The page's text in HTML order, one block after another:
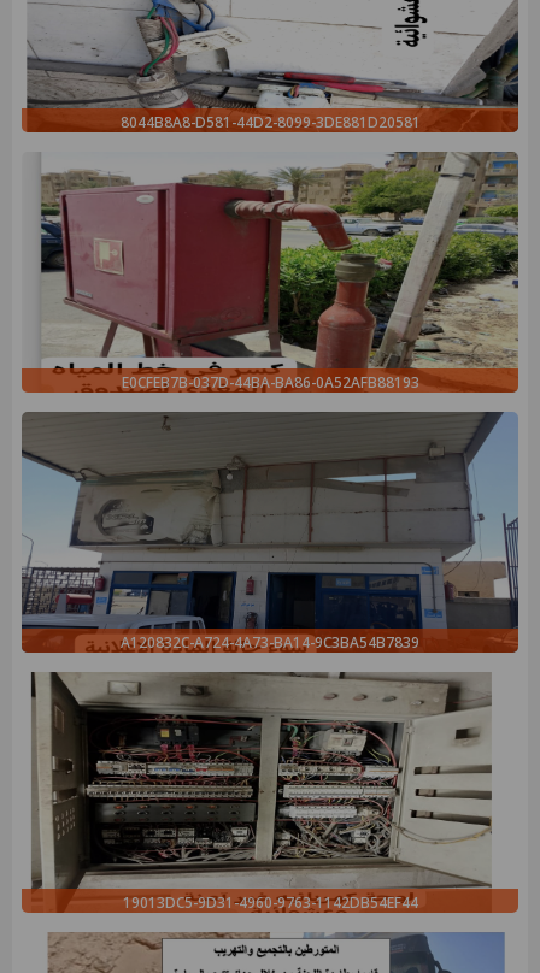
8044B8A8-D581-44D2-8099-3DE881D20581
E0CFEB7B-037D-44BA-BA86-0A52AFB88193
A120832C-A724-4A73-BA14-9C3BA54B7839
19013DC5-9D31-4960-9763-1142DB54EF44